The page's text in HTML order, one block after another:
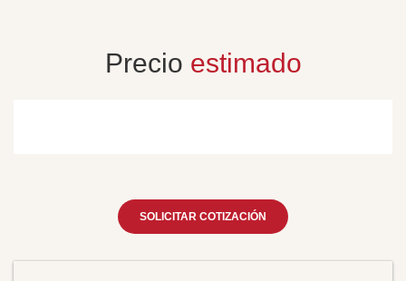
Precio estimado
SOLICITAR COTIZACIÓN